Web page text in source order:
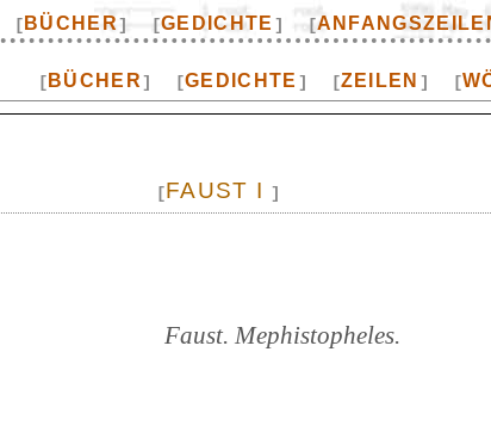
[ BÜCHER] [GEDICHTE ] [
[ BÜCHER] [GEDICHTE ] [ZEILEN ] [
[FAUST I ]
Faust. Mephistopheles.